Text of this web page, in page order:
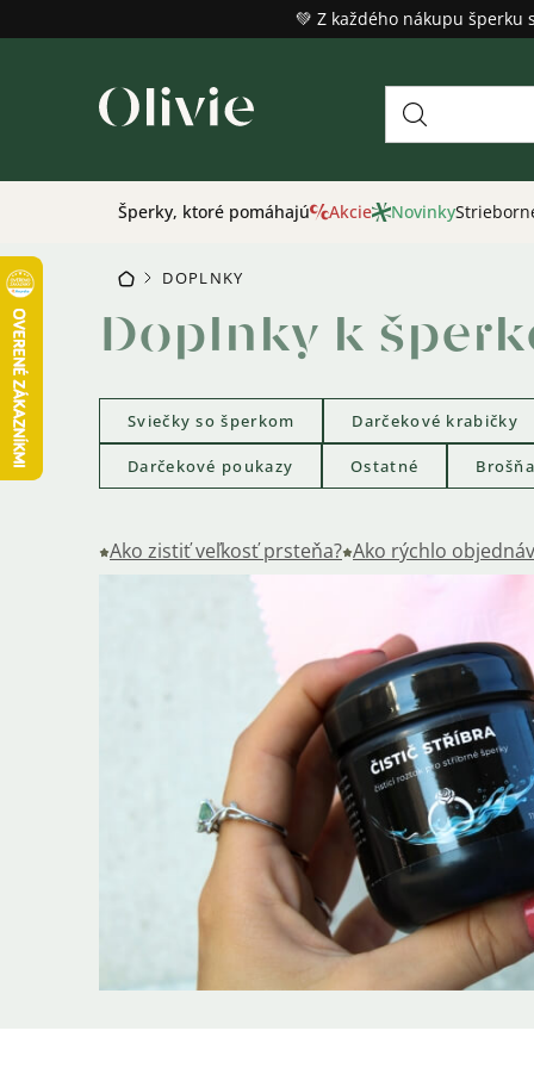
na
💚 Z každého nákupu šperku
Šperky, ktoré pomáhajú Akcie Novinky
DOMOVDOPLNKY
Doplnky k
Ako zistiť veľkosť prsteňa? Ako rýchlo
Sviečky so šperkom Darčekové krabičky
Darčekové poukazy Ostatné Brošňa